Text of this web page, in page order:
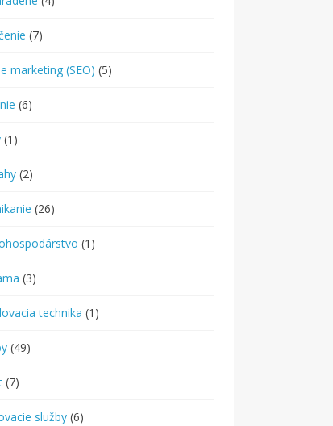
(7)
marketing (SEO) (5)
(6)
(1)
(2)
(26)
(1)
(3)
technika (1)
(49)
(7)
služby (6)